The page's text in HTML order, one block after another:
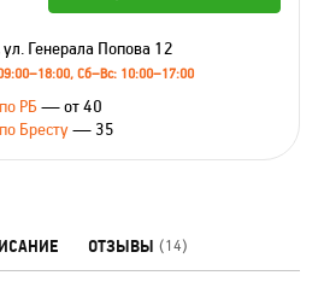
Генерала Попова 12
Сб–Вс: 10:00–17:00
РБ — от 40
Бресту— 35
ОТЗЫВЫ (14)